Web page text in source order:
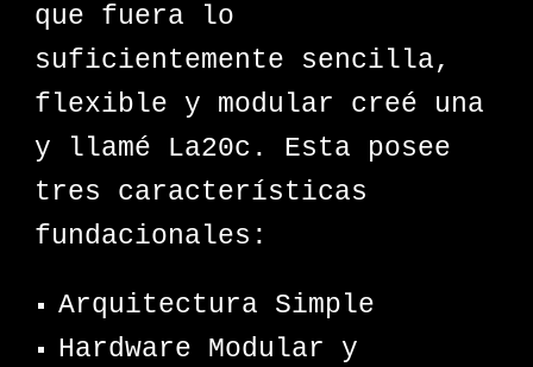
que fuera lo
suficientemente sencilla,
flexible y modular creé una
y llamé La20c. Esta posee
tres características
fundacionales:
Arquitectura Simple
Hardware Modular y